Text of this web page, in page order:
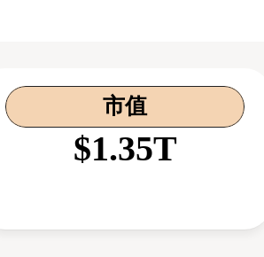
市值
$1.35T